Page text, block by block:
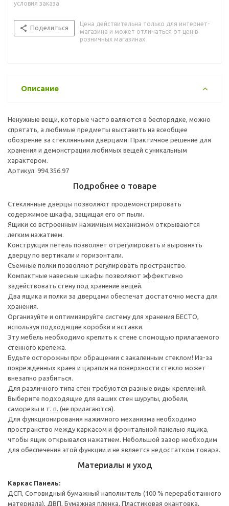
условия заказа
Поделиться
Цена действительна только для интернет-
магазина и может отличаться от цен в
розничных магазинах
Описание
Ненужные вещи, которые часто валяются в беспорядке, можно
спрятать, а любимые предметы выставить на всеобщее
обозрение за стеклянными дверцами. Практичное решение для
хранения и демонстрации любимых вещей с уникальным
характером.
Артикул: 994.356.97
Подробнее о товаре
Стеклянные дверцы позволяют продемонстрировать
содержимое шкафа, защищая его от пыли.
Ящики со встроенным нажимным механизмом открываются
легким нажатием.
Конструкция петель позволяет отрегулировать и выровнять
дверцу по вертикали и горизонтали.
Съемные полки позволяют регулировать пространство.
Компактные навесные шкафы позволяют эффективно
задействовать стену под хранение вещей.
Два ящика и полки за дверцами обеспечат достаточно места для
хранения.
Организуйте и оптимизируйте систему для хранения БЕСТО,
используя подходящие коробки и вставки.
Эту мебель необходимо крепить к стене с помощью прилагаемого
стенного крепежа.
Будьте осторожны при обращении с закаленным стеклом! Из-за
поврежденных краев и царапин на поверхности стекло может
внезапно разбиться.
Для различного типа стен требуются разные виды креплений.
Выберите подходящие для ваших стен шурупы, дюбели,
саморезы и т. п. (не прилагаются).
Для функционирования нажимного механизма необходимо
пространство между каркасом и фронтальной панелью ящика,
чтобы ящик открывался нажатием. Небольшой зазор необходим
для обеспечения этой функции и не является недостатком товара.
Материалы и уход
Каркас Панель:
ДСП, Сотовидный бумажный наполнитель (100 % переработанного
материала), ДВП, Бумажная пленка, Пластиковая окантовка,